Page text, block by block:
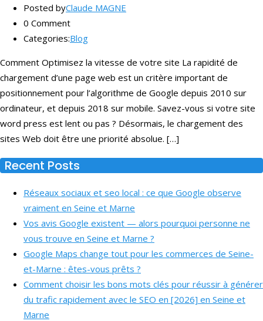
Posted byClaude MAGNE
0 Comment
Categories:Blog
Comment Optimisez la vitesse de votre site La rapidité de
chargement d’une page web est un critère important de
positionnement pour l’algorithme de Google depuis 2010 sur
ordinateur, et depuis 2018 sur mobile. Savez-vous si votre site
word press est lent ou pas ? Désormais, le chargement des
sites Web doit être une priorité absolue. […]
Recent Posts
Réseaux sociaux et seo local : ce que Google observe
vraiment en Seine et Marne
Vos avis Google existent — alors pourquoi personne ne
vous trouve en Seine et Marne ?
Google Maps change tout pour les commerces de Seine-
et-Marne : êtes-vous prêts ?
Comment choisir les bons mots clés pour réussir à générer
du trafic rapidement avec le SEO en [2026] en Seine et
Marne